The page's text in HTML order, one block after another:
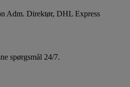
Adm. Direktør, DHL Express
spørgsmål 24/7.